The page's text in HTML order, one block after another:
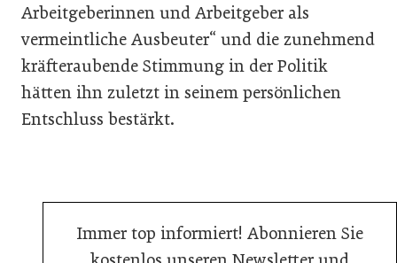
Arbeitgeberinnen und Arbeitgeber als
vermeintliche Ausbeuter“ und die zunehmend
kräfteraubende Stimmung in der Politik
hätten ihn zuletzt in seinem persönlichen
Entschluss bestärkt.
Immer top informiert! Abonnieren Sie